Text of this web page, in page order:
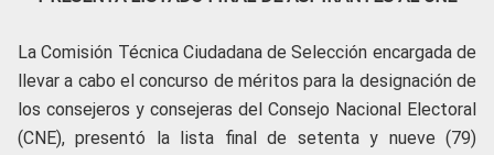
La Comisión Técnica Ciudadana de Selección encargada de
llevar a cabo el concurso de méritos para la designación de
los consejeros y consejeras del Consejo Nacional Electoral
(CNE), presentó la lista final de setenta y nueve (79)